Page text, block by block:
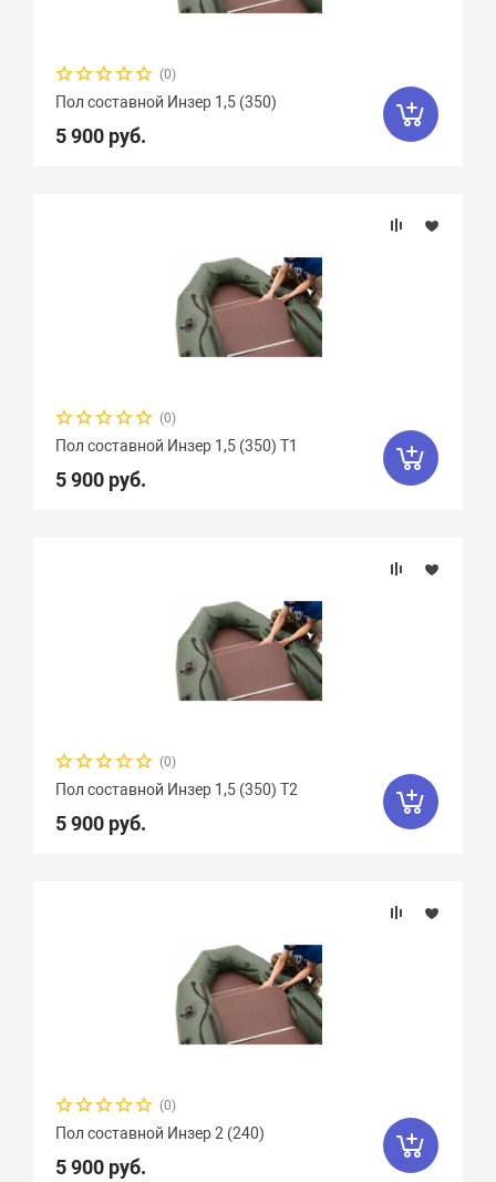
(0)
Пол составной Инзер 1,5 (350)
5 900 руб.
(0)
Пол составной Инзер 1,5 (350) Т1
5 900 руб.
(0)
Пол составной Инзер 1,5 (350) Т2
5 900 руб.
(0)
Пол составной Инзер 2 (240)
5 900 руб.